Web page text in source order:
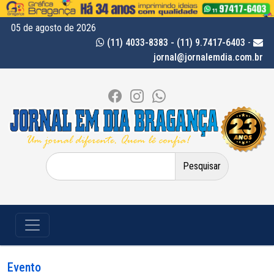
05 de agosto de 2026
(11) 4033-8383 - (11) 9.7417-6403 -
jornal@jornalemdia.com.br
Pesquisar
por:
Evento